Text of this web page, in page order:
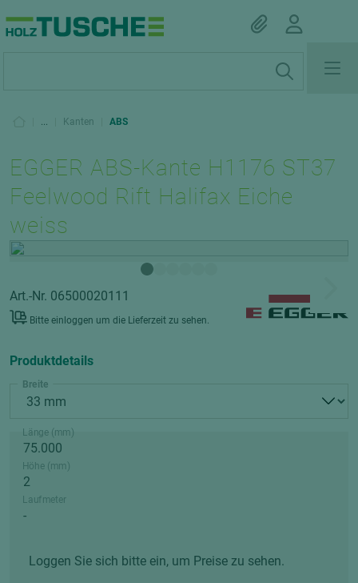
... Kanten ABS
EGGER ABS-Kante H1176 ST37
Feelwood Rift Halifax Eiche
weiss
Art.-Nr. 06500020111
Bitte einloggen um die Lieferzeit zu sehen.
Produktdetails
Breite
Länge (mm)
Höhe (mm)
Laufmeter
Loggen Sie sich bitte ein, um Preise zu sehen.